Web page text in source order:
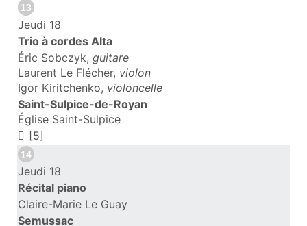
13
Jeudi 18
Trio à cordes Alta
Éric Sobczyk, guitare
Laurent Le Flécher, violon
Igor Kiritchenko, violoncelle
Saint-Sulpice-de-Royan
Église Saint-Sulpice
[5]
14
Jeudi 18
Récital piano
Claire-Marie Le Guay
Semussac